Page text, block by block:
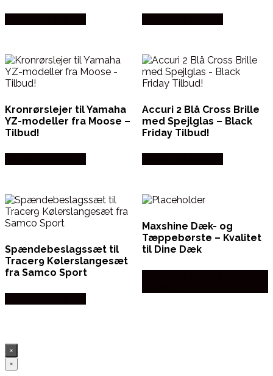
Kronrørslejer til Yamaha
YZ-modeller fra Moose –
Tilbud!
Accuri 2 Blå Cross Brille
med Spejlglas – Black
Friday Tilbud!
Spændebeslagssæt til
Tracer9 Kølerslangesæt
fra Samco Sport
Maxshine Dæk- og
Tæppebørste – Kvalitet
til Dine Dæk
×
×